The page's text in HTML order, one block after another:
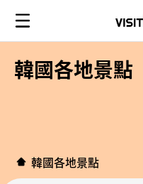
韓國各地景點
韓國各地景點